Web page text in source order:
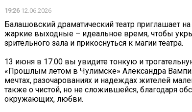
19:2612.06.2026
Балашовский драматический театр приглашает
жаркие выходные – идеальное время, чтобы
зрительного зала и прикоснуться к магии театра.
13 июня в 17.00 вы увидите тонкую и
«Прошлым летом в Чулимске» Александра
мечтах, разочарованиях и надеждах жителей
также о чистой, но не сложившейся, благодаря
окружающих, любви.